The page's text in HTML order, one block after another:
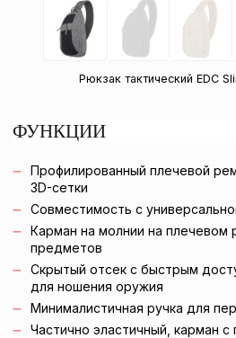
Рюкзак тактический EDC
ФУНКЦИИ
Профилированный плечевой
3D-сетки
Совместимость с
Карман на молнии на плечевом
предметов
Скрытый отсек с быстрым
для ношения оружия
Минималистичная ручка для
Частично эластичный, карман